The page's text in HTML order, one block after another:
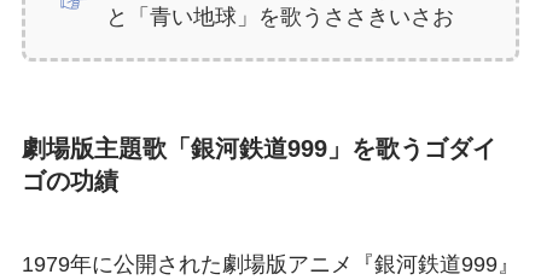
と「青い地球」を歌うささきいさお
劇場版主題歌「銀河鉄道999」を歌うゴダイ
ゴの功績
1979年に公開された劇場版アニメ『銀河鉄道999』